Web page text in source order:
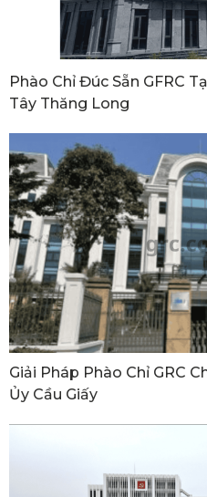
Phào Chỉ Đúc Sẵn GFRC
Tây Thăng Long
Giải Pháp Phào Chỉ GRC
Ủy Cầu Giấy